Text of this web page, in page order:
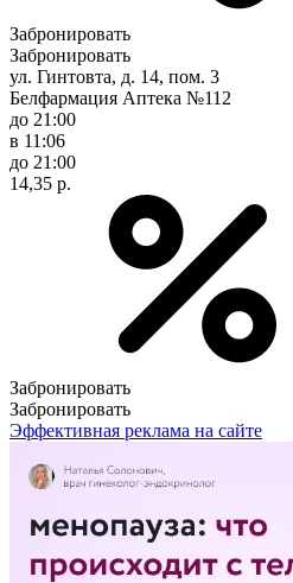
Забронировать
Забронировать
ул. Гинтовта, д. 14, пом. 3
Белфармация Аптека №112
до 21:00
в 11:06
до 21:00
14,35 р.
Забронировать
Забронировать
Эффективная реклама на сайте